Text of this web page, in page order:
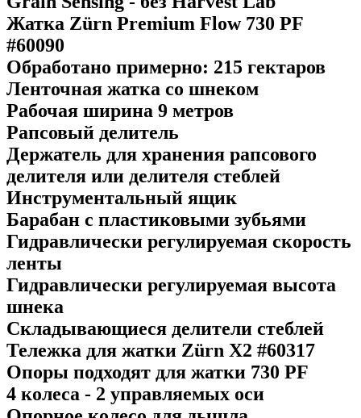
Жатка Zürn Premium Flow 730 PF
#60090
Обработано примерно: 215 гектаров
Ленточная жатка со шнеком
Рабочая ширина 9 метров
Рапсовый делитель
Держатель для хранения рапсового
делителя или делителя стеблей
Инструментальный ящик
Барабан с пластиковыми зубьями
Гидравлически регулируемая скорость
ленты
Гидравлически регулируемая высота
шнека
Складывающиеся делители стеблей
Тележка для жатки Zürn X2 #60317
Опоры подходят для жатки 730 PF
4 колеса - 2 управляемых оси